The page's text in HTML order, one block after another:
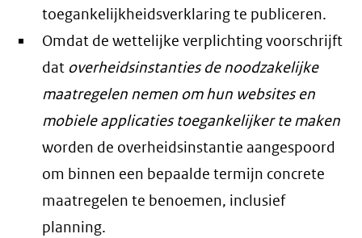
toegankelijkheidsverklaring te publiceren.
Omdat de wettelijke verplichting voorschrijft
dat overheidsinstanties de noodzakelijke
maatregelen nemen om hun websites en
mobiele applicaties toegankelijker te maken
worden de overheidsinstantie aangespoord
om binnen een bepaalde termijn concrete
maatregelen te benoemen, inclusief
planning.